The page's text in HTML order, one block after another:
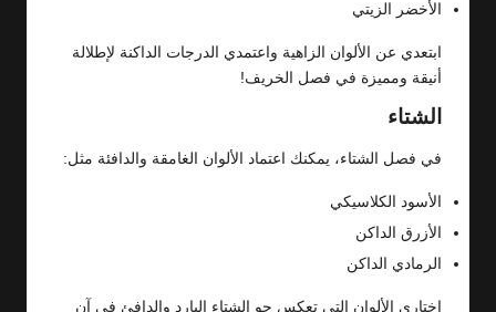
الأخضر الزيتي
ابتعدي عن الألوان الزاهية واعتمدي الدرجات الداكنة لإطلالة
أنيقة ومميزة في فصل الخريف!
الشتاء
في فصل الشتاء، يمكنك اعتماد الألوان الغامقة والدافئة مثل:
الأسود الكلاسيكي
الأزرق الداكن
الرمادي الداكن
اختاري الألوان التي تعكس جو الشتاء البارد والدافئ في آن